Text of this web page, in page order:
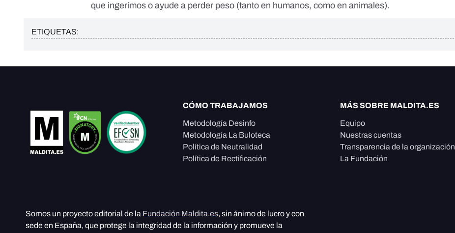
que ingerimos o ayude a perder peso (tanto en humanos, como en animales).
ETIQUETAS:
CÓMO TRABAJAMOS
Metodología Desinfo
Metodología La Buloteca
Política de Neutralidad
Política de Rectificación
MÁS SOBRE MALDITA.ES
Equipo
Nuestras cuentas
Transparencia de la organización
La Fundación
Somos un proyecto editorial de la Fundación Maldita.es, sin ánimo de lucro y con
sede en España, que protege la integridad de la información y promueve la